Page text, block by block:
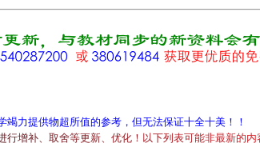
力提供物超所值的参考，但无法保证十全十美！！
行增补、 取舍等更新、 优化 ！ 以下列 表可能非最新的内